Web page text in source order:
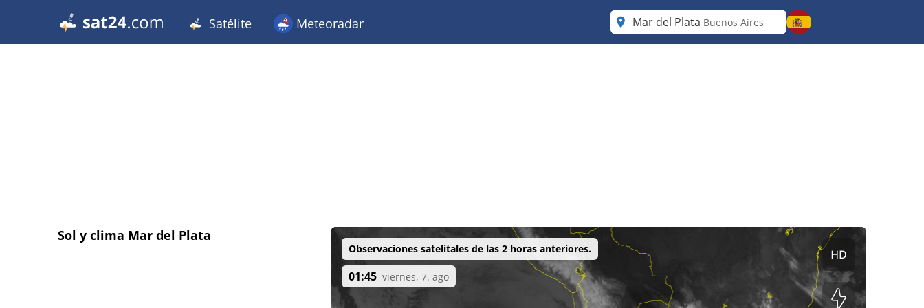
Satélite Meteoradar Mar del Plata Buenos Aires
Sol y clima Mar del Plata
Observaciones satelitales de las 2 horas anteriores.
01:45 viernes, 7. ago